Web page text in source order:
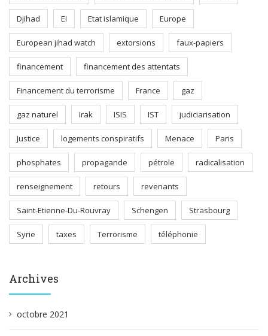
Djihad EI Etat islamique Europe
European jihad watch extorsions faux-papiers
financement financement des attentats
Financement du terrorisme France gaz
gaz naturel Irak ISIS IST judiciarisation
Justice logements conspiratifs Menace Paris
phosphates propagande pétrole radicalisation
renseignement retours revenants
Saint-Etienne-Du-Rouvray Schengen Strasbourg
Syrie taxes Terrorisme téléphonie
Archives
octobre 2021